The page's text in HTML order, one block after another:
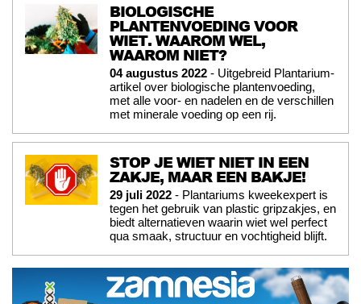
BIOLOGISCHE
PLANTENVOEDING VOOR
WIET. WAAROM WEL,
WAAROM NIET?
04 augustus 2022 - Uitgebreid Plantarium-
artikel over biologische plantenvoeding,
met alle voor- en nadelen en de verschillen
met minerale voeding op een rij.
STOP JE WIET NIET IN EEN
ZAKJE, MAAR EEN BAKJE!
29 juli 2022 - Plantariums kweekexpert is
tegen het gebruik van plastic gripzakjes, en
biedt alternatieven waarin wiet wel perfect
qua smaak, structuur en vochtigheid blijft.